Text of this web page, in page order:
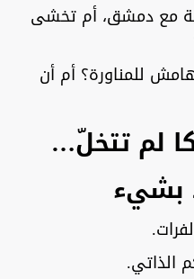
مع دمشق، أم تخشى
للمناورة؟ أم أن
لم تتخلّ…
بشيء
الذاتي.